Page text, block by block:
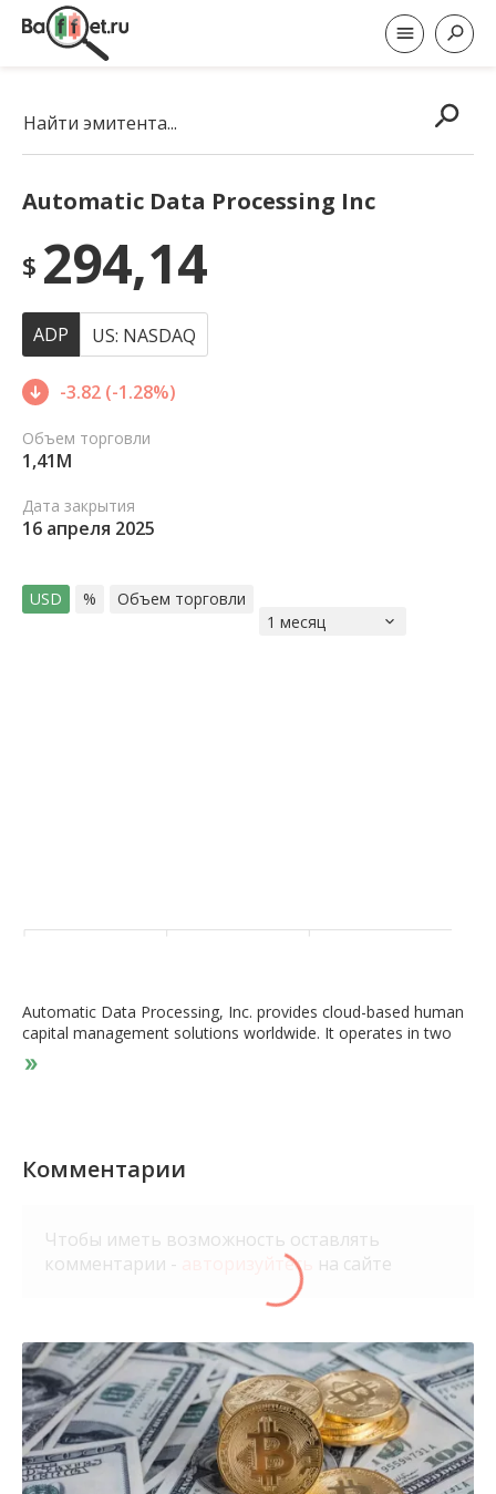
Найти эмитента...
Automatic Data Processing Inc
$ 294,14
ADP US: NASDAQ
-3.82 (-1.28%)
Объем торговли
1,41M
Дата закрытия
16 апреля 2025
USD % Объем торговли
Automatic Data Processing, Inc. provides cloud-based human
capital management solutions worldwide. It operates in two
segments, Employer Services and Professional Employer
Organization (PEO). The Employer Services segment offers
workforce management, insurance, retirement, and
compliance services, as well as integrated HCM solutions. The
model. This segment offers benefits package, protection and
compliance, talent engagement, expertise, comprehensive
outsourcing, and recruitment process outsourcing services.
The company was founded in 1949 and is headquartered in
Комментарии
Чтобы иметь возможность оставлять
комментарии -
авторизуйтесь на сайте